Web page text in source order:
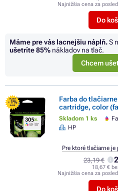
Najnižšia cena za
Do
Máme pre vás lacnejšiu náplň.S
ušetríte85% nákladov na tlač.
Chcem
FLASH
- 1%
SALE
Farba do
cartridge, color
Skladom 1 ks
HP
23,19 €
18,67 €
Najnižšia cena za
Do
Pre ktoré tlačiarne